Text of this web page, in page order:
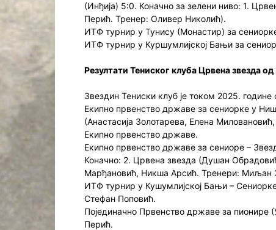
(Инђија) 5:0. Коначно за зелени ниво: 1.
Перић. Тренер: Оливер Николић).
ИТФ турнир у Тунису (Монастир) за
ИТФ турнир у Куршумлијској Бањи за
Резултати Тениског клуба Црвена звезда
Звездин Тениски клуб је током 2025.
Екипно првенство државе за сениорке у
(Анастасија Золотарева, Елена
Екипно првенство државе.
Екипно првенство државе за сениоре –
Коначно: 2. Црвена звезда (Душан
Марђановић, Никша Арсић. Тренери: Миљан
ИТФ турнир у Кушумлијској Бањи –
Стефан Поповић.
Појединачно Првенство државе за пионире
Перић.